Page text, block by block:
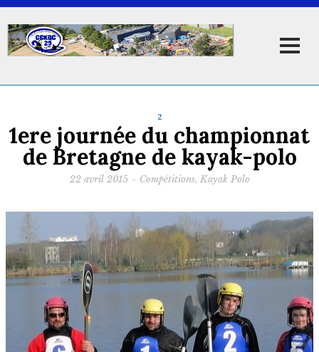
2
1ere journée du championnat
de Bretagne de kayak-polo
22 avril 2015 - Compétitions, Kayak Polo